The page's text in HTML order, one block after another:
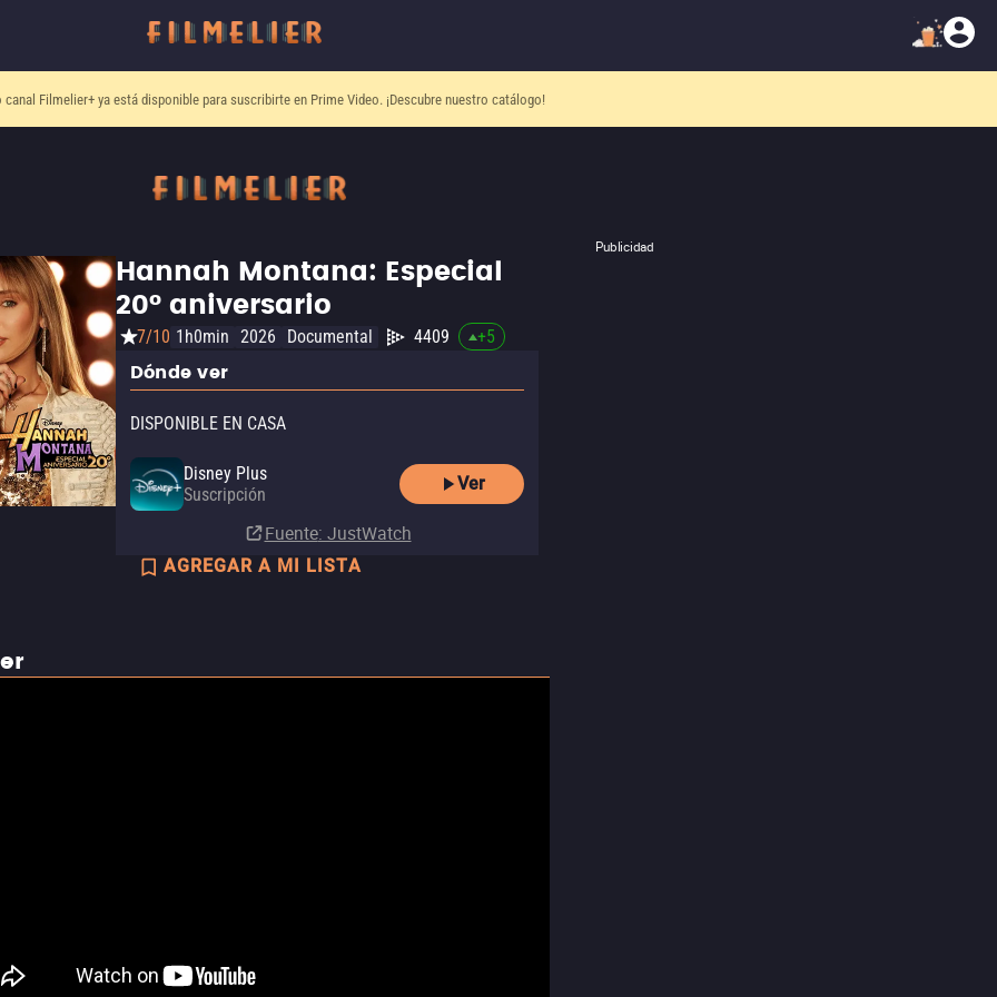
canal Filmelier+ya está disponible para suscribirte en Prime Video. ¡Descubre nuestro catálogo!
Publicidad
Hannah Montana: Especial
20° aniversario
7/10 1h0min 2026 Documental 4409 +5
Dónde ver
DISPONIBLE EN CASA
Disney Plus
Suscripción
Ver
Fuente: JustWatch
AGREGAR A MI LISTA